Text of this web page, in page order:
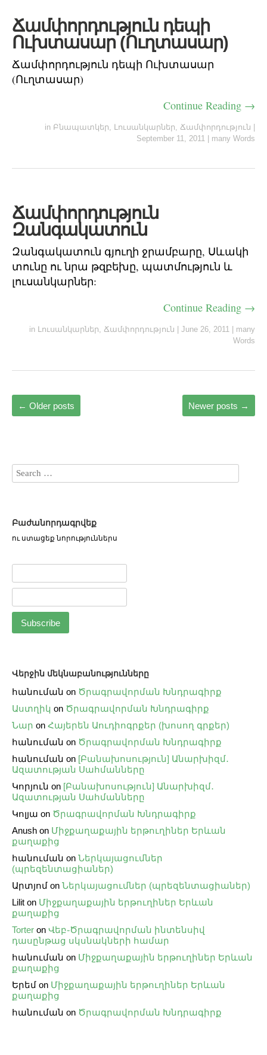
Ճամփորդություն դեպի
Ուխտասար (Ուղտասար)
Ճամփորդություն դեպի Ուխտասար
(Ուղտասար)
Continue Reading →
in Բնապատկեր, Լուսանկարներ, Ճամփորդություն
September 11, 2011
many Words
Ճամփորդություն
Զանգակատուն
Զանգակատուն գյուղի ջրամբարը, Սևակի
տունը ու նրա թզբեխը, պատմություն և
լուսանկարներ:
Continue Reading →
in Լուսանկարներ, Ճամփորդություն June 26, 2011
many
Words
← Older posts Newer posts →
Բաժանորդագրվեք
ու ստացեք նորություններս
Վերջին մեկնաբանությունները
հանուման on Ծրագրավորման Խնդրագիրք
Աստղիկ on Ծրագրավորման Խնդրագիրք
Նար on Հայերեն Աուդիոգրքեր (խոսող գրքեր)
հանուման on Ծրագրավորման Խնդրագիրք
հանուման on [Բանախոսություն] Անարխիզմ․
Ազատության Սահմանները
Կորյուն on [Բանախոսություն] Անարխիզմ․
Ազատության Սահմանները
Կոլյա on Ծրագրավորման Խնդրագիրք
Anush on Միջքաղաքային երթուղիներ Երևան
քաղաքից
հանուման on Ներկայացումներ
(պրեզենտացիաներ)
Արտյոմ on Ներկայացումներ (պրեզենտացիաներ)
Lilit on Միջքաղաքային երթուղիներ Երևան
քաղաքից
Torter on Վեբ֊Ծրագրավորման ինտենսիվ
դասընթաց սկսնակների համար
հանուման on Միջքաղաքային երթուղիներ Երևան
քաղաքից
Երեմ on Միջքաղաքային երթուղիներ Երևան
քաղաքից
հանուման on Ծրագրավորման Խնդրագիրք